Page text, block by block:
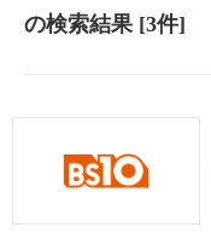
の検索結果[3件]